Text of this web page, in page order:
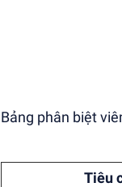
Bảng phân biệt
Tiêu